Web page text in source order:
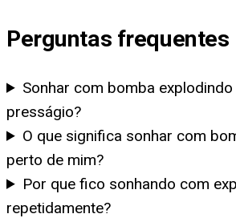
Perguntas frequentes
Sonhar com bomba explodindo
presságio?
O que significa sonhar com
perto de mim?
Por que fico sonhando com
repetidamente?